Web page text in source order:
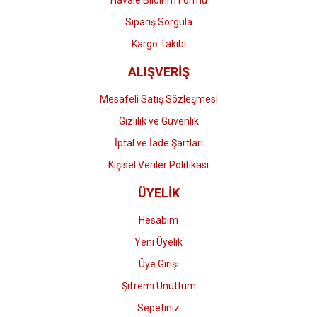
Gönder
Sipariş Sorgula
Kargo Takibi
ALIŞVERİŞ
Mesafeli Satış Sözleşmesi
Gizlilik ve Güvenlik
İptal ve İade Şartları
Kişisel Veriler Politikası
ÜYELİK
Hesabım
Yeni Üyelik
Üye Girişi
Şifremi Unuttum
Sepetiniz